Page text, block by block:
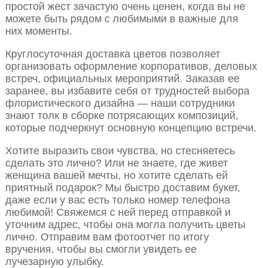
простой жест зачастую очень ценен, когда вы не
можете быть рядом с любимыми в важные для
них моменты.
Круглосуточная доставка цветов позволяет
организовать оформление корпоративов, деловых
встреч, официальных мероприятий. Заказав ее
заранее, вы избавите себя от трудностей выбора
флористического дизайна — наши сотрудники
знают толк в сборке потрясающих композиций,
которые подчеркнут основную концепцию встречи.
Хотите выразить свои чувства, но стесняетесь
сделать это лично? Или не знаете, где живет
женщина вашей мечты, но хотите сделать ей
приятный подарок? Мы быстро доставим букет,
даже если у вас есть только номер телефона
любимой! Свяжемся с ней перед отправкой и
уточним адрес, чтобы она могла получить цветы
лично. Отправим вам фотоотчет по итогу
вручения, чтобы вы смогли увидеть ее
лучезарную улыбку.